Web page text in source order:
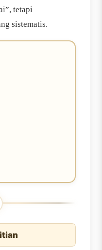
tetapi
sistematis.